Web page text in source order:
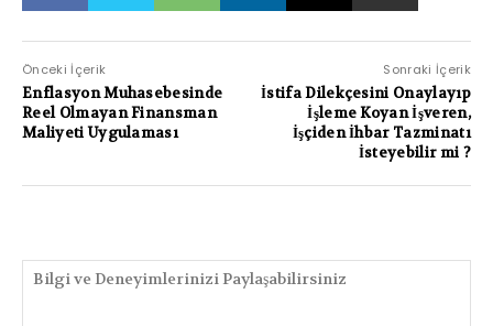
Önceki İçerik
Enflasyon Muhasebesinde
Reel Olmayan Finansman
Maliyeti Uygulaması
Sonraki İçerik
İstifa Dilekçesini Onaylayıp
İşleme Koyan İşveren,
İşçiden İhbar Tazminatı
İsteyebilir mi ?